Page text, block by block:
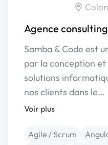
Agence
Samba & Code est
par la conception
solutions
nos clients dans le…
Voir plus
Agile / Scrum